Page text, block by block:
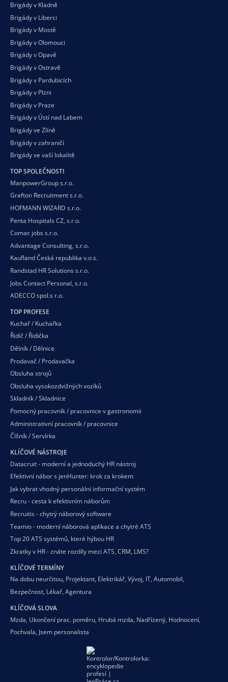
Brigády v Kladně
Brigády v Liberci
Brigády v Mostě
Brigády v Olomouci
Brigády v Opavě
Brigády v Ostravě
Brigády v Pardubicích
Brigády v Plzni
Brigády v Praze
Brigády v Ústí nad Labem
Brigády ve Zlíně
Brigády v zahraničí
Brigády ve vaší lokalitě
TOP SPOLEČNOSTI
ManpowerGroup s.r.o.
Grafton Recruitment s.r.o.
HOFMANN WIZARD s.r.o.
Penta Hospitals CZ, s.r.o.
Comac jobs s.r.o.
Advantage Consulting, s.r.o.
Kaufland Česká republika v.o.s.
Randstad HR Solutions s.r.o.
Jobs Contact Personal, s.r.o.
ADECCO spol.s r.o.
TOP PROFESE
Kuchař / Kuchařka
Řidič / Řidička
Dělník / Dělnice
Prodavač / Prodavačka
Obsluha strojů
Obsluha vysokozdvižných vozíků
Skladník / Skladnice
Pomocný pracovník / pracovnice v gastronomii
Administrativní pracovník / pracovnice
Číšník / Servírka
KLÍČOVÉ NÁSTROJE
Datacruit - moderní a jednoduchý HR nástroj
Efektivní nábor s jenHunter: krok za krokem
Jak vybrat vhodný personální informační systém
Recru - cesta k efektivním náborům
Recruitis - chytrý náborový software
Teamio - moderní náborová aplikace a chytré ATS
Top 20 ATS systémů, které hýbou HR
Zkratky v HR - znáte rozdíly mezi ATS, CRM, LMS?
KLÍČOVÉ TERMÍNY
Na dobu neurčitou, Projektant, Elektrikář, Vývoj, IT, Automobil,
Bezpečnost, Lékař, Agentura
KLÍČOVÁ SLOVA
Mzda, Ukončení prac. poměru, Hrubá mzda, Nadřízený, Hodnocení,
Pochvala, Jsem personalista